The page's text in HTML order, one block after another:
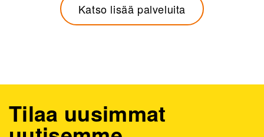
Katso lisää palveluita
Tilaa uusimmat